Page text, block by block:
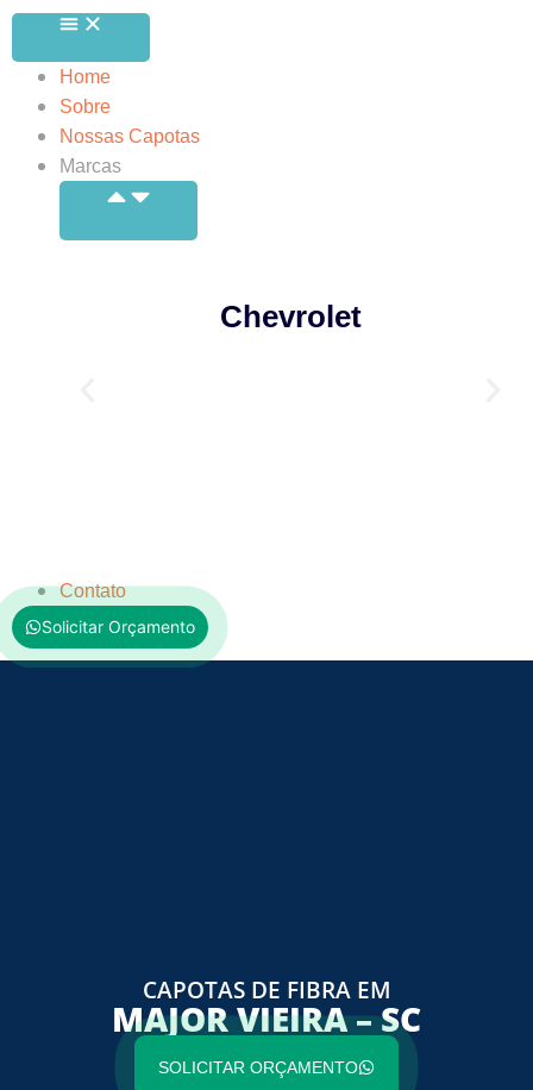
Home
Sobre
Nossas Capotas
Marcas
Chevrolet
Contato
Solicitar Orçamento
CAPOTAS DE FIBRA EM
MAJOR VIEIRA – SC
SOLICITAR ORÇAMENTO